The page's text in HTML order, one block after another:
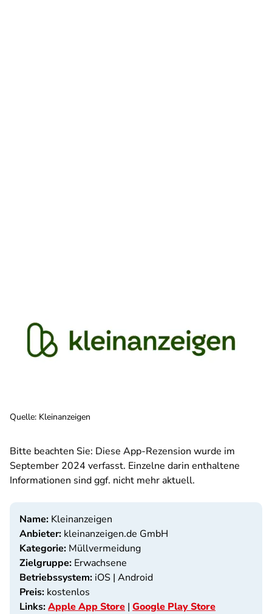
Quelle: Kleinanzeigen
Bitte beachten Sie: Diese App-Rezension wurde im
September 2024 verfasst. Einzelne darin enthaltene
Informationen sind ggf. nicht mehr aktuell.
Name: Kleinanzeigen
Anbieter: kleinanzeigen.de GmbH
Kategorie: Müllvermeidung
Zielgruppe: Erwachsene
Betriebssystem: iOS | Android
Preis: kostenlos
Links:Apple App Store | Google Play Store